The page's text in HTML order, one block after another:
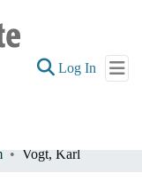
Log In (current)
Vogt, Karl